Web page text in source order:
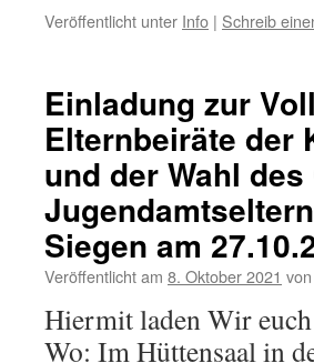
Veröffentlicht unter Info | Schreib
Einladung zur
Elternbeiräte der
und der Wahl
Siegen am
Veröffentlicht am 8. Oktober 2021 von
Hiermit laden Wir
Wo: Im Hüttensaal in